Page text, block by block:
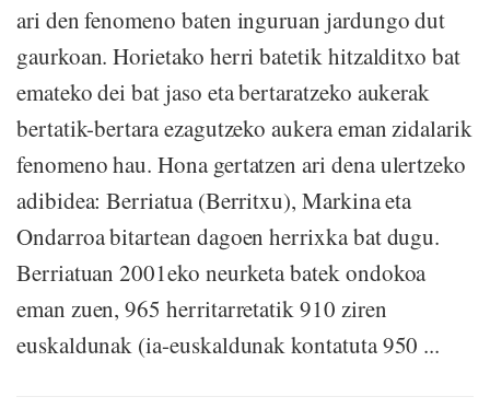
ari den fenomeno baten inguruan jardungo dut
gaurkoan. Horietako herri batetik hitzalditxo bat
emateko dei bat jaso eta bertaratzeko aukerak
bertatik-bertara ezagutzeko aukera eman zidalarik
fenomeno hau. Hona gertatzen ari dena ulertzeko
adibidea: Berriatua (Berritxu), Markina eta
Ondarroa bitartean dagoen herrixka bat dugu.
Berriatuan 2001eko neurketa batek ondokoa
eman zuen, 965 herritarretatik 910 ziren
euskaldunak (ia-euskaldunak kontatuta 950 ...